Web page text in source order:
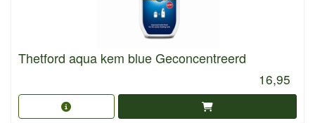
Thetford aqua kem blue Geconcentreerd
16,95